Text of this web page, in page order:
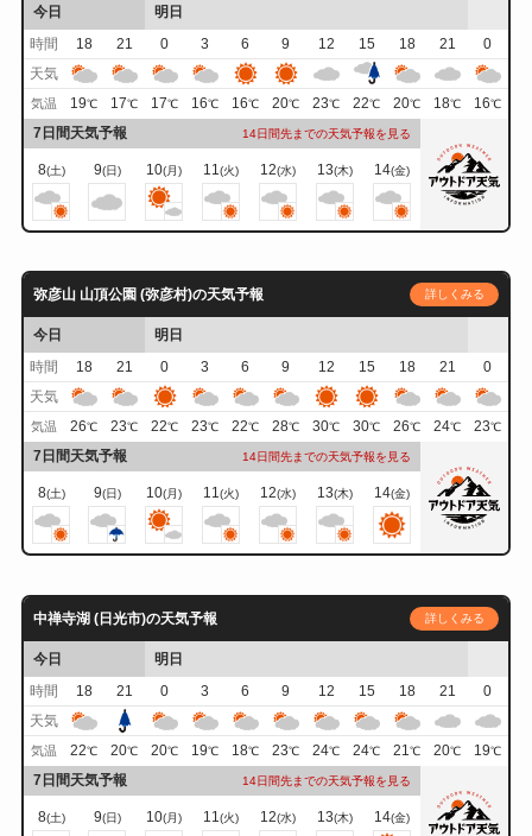
今日
明日
時間
18 21 0 3 6 9 12 15 18 21
0
天気
気温 19℃ 17℃ 17℃ 16℃ 16℃ 20℃ 23℃ 22℃ 20℃ 18℃ 16℃
7日間天気予報 14日間先までの天気予報を見る
8(土) 9(日) 10(月) 11(火) 12(水) 13(木) 14(金)
弥彦山 山頂公園 (弥彦村)の天気予報 詳しくみる
今日
明日
時間
18 21 0 3 6 9 12 15 18 21
0
天気
気温 26℃ 23℃ 22℃ 23℃ 22℃ 28℃ 30℃ 30℃ 26℃ 24℃ 23℃
7日間天気予報 14日間先までの天気予報を見る
8(土) 9(日) 10(月) 11(火) 12(水) 13(木) 14(金)
中禅寺湖 (日光市)の天気予報 詳しくみる
今日
明日
時間
18 21 0 3 6 9 12 15 18 21
0
天気
気温 22℃ 20℃ 20℃ 19℃ 18℃ 23℃ 24℃ 24℃ 21℃ 20℃ 19℃
7日間天気予報 14日間先までの天気予報を見る
8(土) 9(日) 10(月) 11 (火) 12(水) 13(木) 14(金)